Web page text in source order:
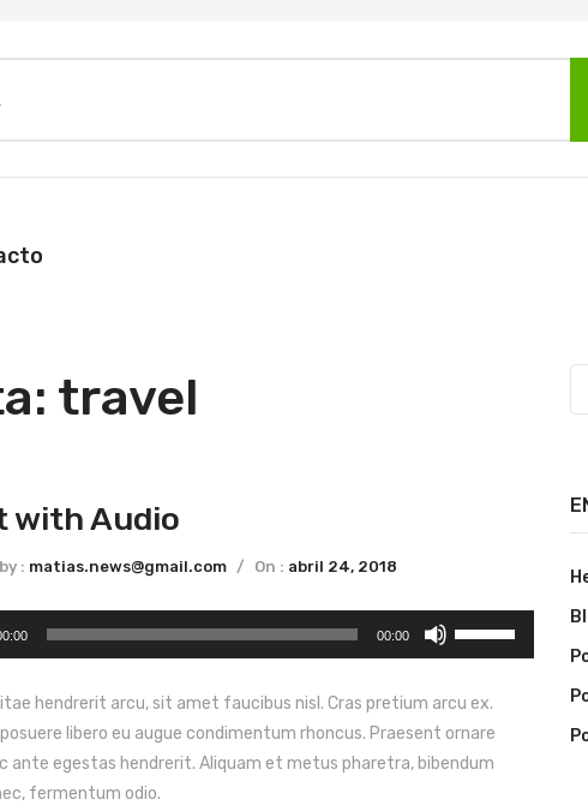
travel
with Audio
: matias.news@gmail.com / On : abril 24, 2018
00:00
de
flecha
arriba/abajo
hendrerit arcu, sit amet faucibus nisl. Cras pretium arcu ex.
libero eu augue condimentum rhoncus. Praesent ornare
ante egestas hendrerit. Aliquam et metus pharetra, bibendum
fermentum odio.